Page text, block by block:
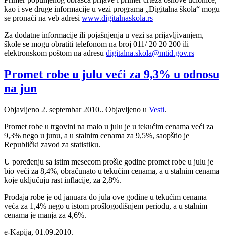
kao i sve druge informacije u vezi programa „Digitalna škola“ mogu
se pronaći na veb adresi www.digitalnaskola.rs
Za dodatne informacije ili pojašnjenja u vezi sa prijavljivanjem,
škole se mogu obratiti telefonom na broj 011/ 20 20 200 ili
elektronskom poštom na adresu digitalna.skola@mtid.gov.rs
Promet robe u julu veći za 9,3% u odnosu
na jun
Objavljeno 2. septembar 2010.. Objavljeno u Vesti.
Promet robe u trgovini na malo u julu je u tekućim cenama veći za
9,3% nego u junu, a u stalnim cenama za 9,5%, saopštio je
Republički zavod za statistiku.
U poređenju sa istim mesecom prošle godine promet robe u julu je
bio veći za 8,4%, obračunato u tekućim cenama, a u stalnim cenama
koje uključuju rast inflacije, za 2,8%.
Prodaja robe je od januara do jula ove godine u tekućim cenama
veća za 1,4% nego u istom prošlogodišnjem periodu, a u stalnim
cenama je manja za 4,6%.
e-Kapija, 01.09.2010.